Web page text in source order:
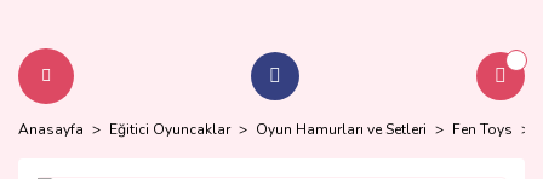
Anasayfa Eğitici Oyuncaklar Oyun Hamurları ve Setleri Fen Toys